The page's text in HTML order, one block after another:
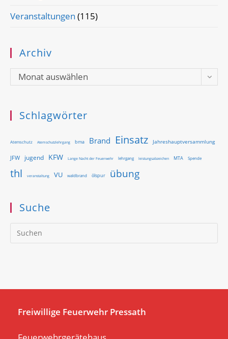
Veranstaltungen (115)
Archiv
Archiv
Monat auswählen
Schlagwörter
Atemschutz Atemschutzlehrgang bma Brand Einsatz Jahreshauptversammlung
JFW jugend KFW Lange Nacht der Feuerwehr lehrgang leistungsabzeichen MTA Spende
thl veranstaltung VU waldbrand ölspur übung
Suche
Freiwillige Feuerwehr Pressath